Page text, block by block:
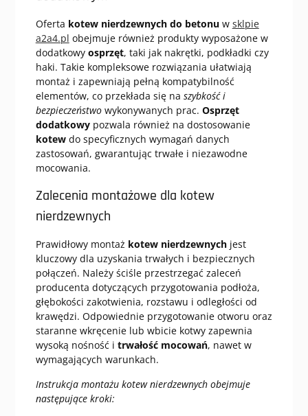
Oferta kotew nierdzewnych do betonuw sklpie
a2a4.pl obejmuje również produkty wyposażone w
dodatkowy osprzęt, taki jak nakrętki, podkładki czy
haki. Takie kompleksowe rozwiązania ułatwiają
montaż i zapewniają pełną kompatybilność
elementów, co przekłada się na szybkość i
bezpieczeństwowykonywanych prac. Osprzęt
dodatkowypozwala również na dostosowanie
kotewdo specyficznych wymagań danych
zastosowań, gwarantując trwałe i niezawodne
mocowania.
Zalecenia montażowe dla kotew
nierdzewnych
Prawidłowy montaż kotew nierdzewnychjest
kluczowy dla uzyskania trwałych i bezpiecznych
połączeń. Należy ściśle przestrzegać zaleceń
producenta dotyczących przygotowania podłoża,
głębokości zakotwienia, rozstawu i odległości od
krawędzi. Odpowiednie przygotowanie otworu oraz
staranne wkręcenie lub wbicie kotwy zapewnia
wysoką nośność i trwałość mocowań, nawet w
wymagających warunkach.
Instrukcja montażu kotew nierdzewnych obejmuje
następujące kroki: